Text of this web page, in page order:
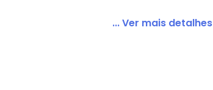
... Ver mais detalhes